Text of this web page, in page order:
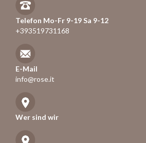
Telefon Mo-Fr 9-19 Sa 9-12
+393519731168
E-Mail
info@rose.it
Wer sind wir